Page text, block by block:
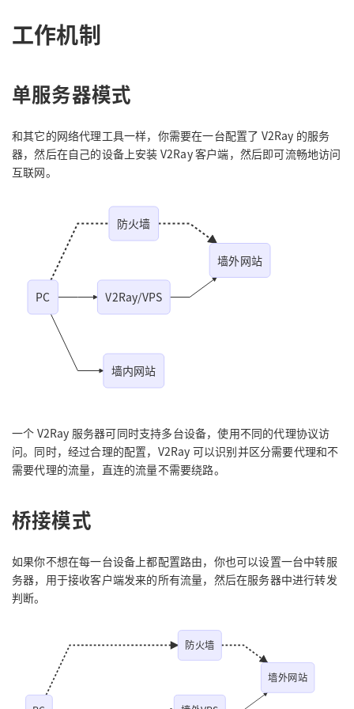
工作机制
单服务器模式
和其它的网络代理工具一样，你需要在一台配置了 V2Ray 的服务
器，然后在自己的设备上安装 V2Ray 客户端，然后即可流畅地访问
互联网。
PC
防火墙
墙外网站
V2Ray/VPS
墙内网站
一个 V2Ray 服务器可同时支持多台设备，使用不同的代理协议访
问。同时，经过合理的配置，V2Ray 可以识别并区分需要代理和不
需要代理的流量，直连的流量不需要绕路。
桥接模式
如果你不想在每一台设备上都配置路由，你也可以设置一台中转服
务器，用于接收客户端发来的所有流量，然后在服务器中进行转发
判断。
防火墙
墙外网站